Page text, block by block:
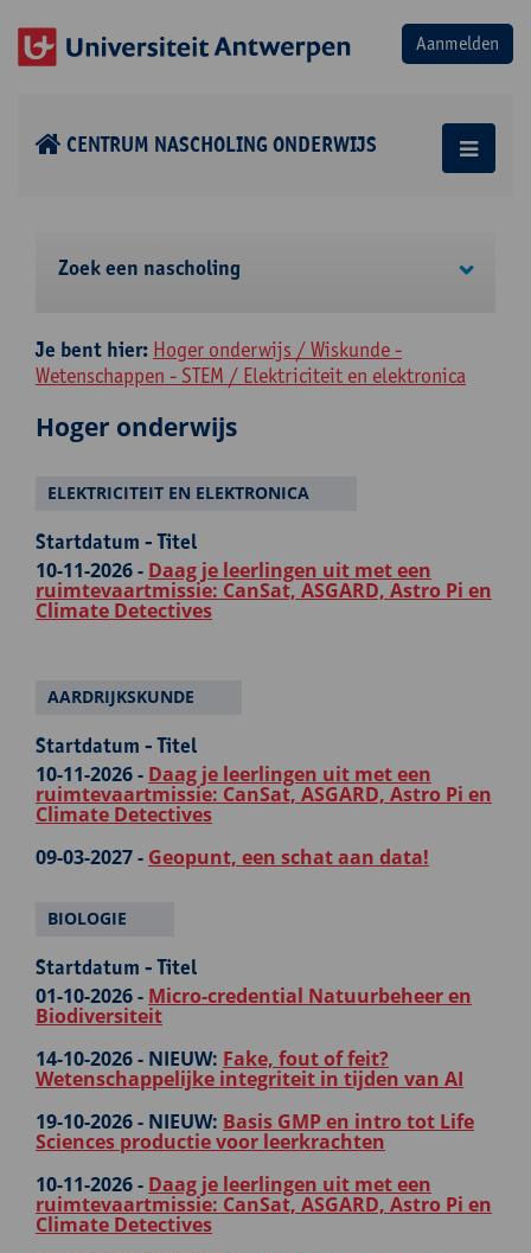
CENTRUM NASCHOLING ONDERWIJS
Zoek een nascholing
Je bent hier: Hoger onderwijs / Wiskunde -
Wetenschappen - STEM / Elektriciteit en elektronica
Hoger onderwijs
ELEKTRICITEIT EN ELEKTRONICA
Startdatum - Titel
10-11-2026 - Daag je leerlingen uit met een
ruimtevaartmissie: CanSat, ASGARD, Astro Pi en
Climate Detectives
AARDRIJKSKUNDE
Startdatum - Titel
10-11-2026 - Daag je leerlingen uit met een
ruimtevaartmissie: CanSat, ASGARD, Astro Pi en
Climate Detectives
09-03-2027 - Geopunt, een schat aan data!
BIOLOGIE
Startdatum - Titel
01-10-2026 - Micro-credential Natuurbeheer en
Biodiversiteit
14-10-2026 - NIEUW: Fake, fout of feit?
Wetenschappelijke integriteit in tijden van AI
19-10-2026 - NIEUW: Basis GMP en intro tot Life
Sciences productie voor leerkrachten
10-11-2026 - Daag je leerlingen uit met een
ruimtevaartmissie: CanSat, ASGARD, Astro Pi en
Climate Detectives